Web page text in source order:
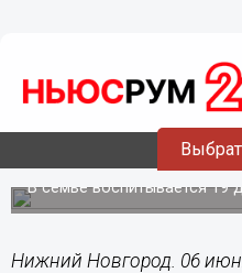
Нижегородцы
регион на
В семье воспитывается 19
Нижний Новгород. 06